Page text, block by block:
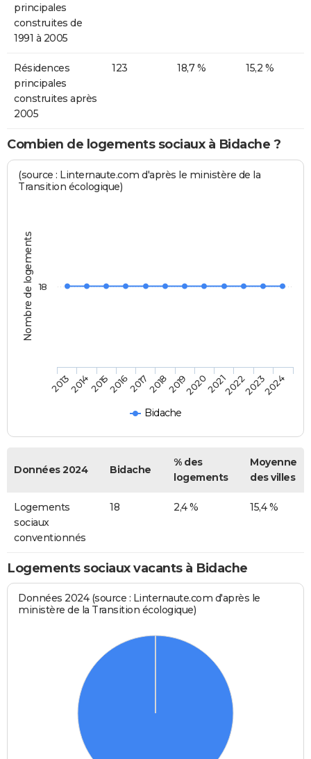
principales
construites de
1991 à 2005
Résidences
principales
construites après
2005
123 18,7 % 15,2 %
Combien de logements sociaux à Bidache ?
Nombre de logements
(source : Linternaute.com d'après le ministère de la
Transition écologique)
Bidache
201320142015201620172018201920202021202220232024
18
Données 2024 Bidache
% des
logements
Moyenne
des villes
Logements
sociaux
conventionnés
18 2,4 % 15,4 %
Logements sociaux vacants à Bidache
Données 2024 (source : Linternaute.com d'après le
ministère de la Transition écologique)